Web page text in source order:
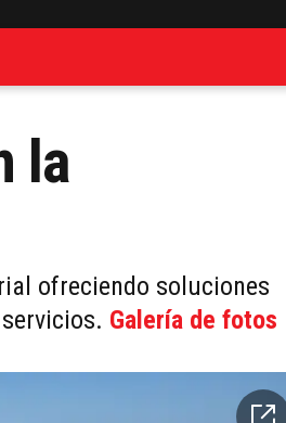
la
ofreciendo soluciones
Galería de fotos